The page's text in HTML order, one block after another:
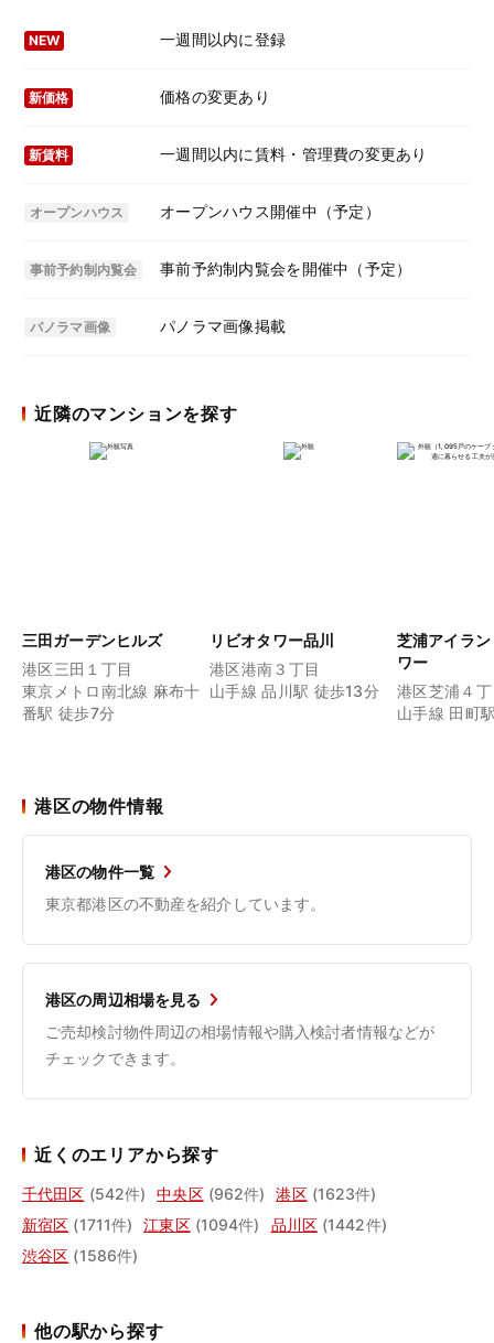
NEW 一週間以内に登録
新価格 価格の変更あり
新賃料 一週間以内に賃料・管理費の変更あり
オープンハウス オープンハウス開催中（予定）
事前予約制内覧会 事前予約制内覧会を開催中（予定）
パノラマ画像 パノラマ画像掲載
近隣のマンションを探す
三田ガーデンヒルズ
港区三田１丁目
東京メトロ南北線 麻布十
番駅 徒歩7分
リビオタワー品川
港区港南３丁目
山手線 品川駅 徒歩13分
芝浦アイラ
ワー
港区芝浦４
山手線 田町
港区の物件情報
港区の物件一覧
東京都港区の不動産を紹介しています。
港区の周辺相場を見る
ご売却検討物件周辺の相場情報や購入検討者情報などが
チェックできます。
近くのエリアから探す
千代田区 (542件) 中央区 (962件) 港区 (1623件)
新宿区 (1711件) 江東区 (1094件) 品川区 (1442件)
渋谷区 (1586件)
他の駅から探す